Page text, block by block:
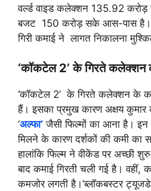
वर्ल्ड वाइड कलेक्शन 135.92
बजट 150 करोड़ सके आस-पास है।
गिरी कमाई ने लागत निकालना
‘कॉकटेल 2’ के गिरते कलेक्शन
‘कॉकटेल 2’ के गिरते कलेक्शन के कई
हैं। इसका प्रमुख कारण अक्षय
‘अल्फा’ जैसी फिल्मों का आना है।
मिलने के कारण दर्शकों की कमी का
हालांकि फिल्म ने वीकेंड पर अच्छी
बाद कमाई गिरती चली गई है। वहीं,
कमजोर लगती है।’ब्लॉकबस्टर